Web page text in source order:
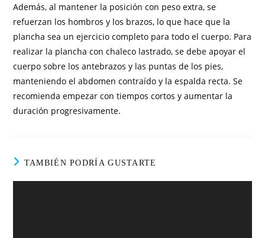
Además, al mantener la posición con peso extra, se
refuerzan los hombros y los brazos, lo que hace que la
plancha sea un ejercicio completo para todo el cuerpo. Para
realizar la plancha con chaleco lastrado, se debe apoyar el
cuerpo sobre los antebrazos y las puntas de los pies,
manteniendo el abdomen contraído y la espalda recta. Se
recomienda empezar con tiempos cortos y aumentar la
duración progresivamente.
TAMBIÉN PODRÍA GUSTARTE